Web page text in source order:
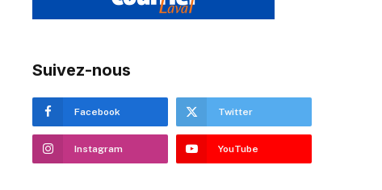
Suivez-nous
Facebook Twitter
Instagram YouTube